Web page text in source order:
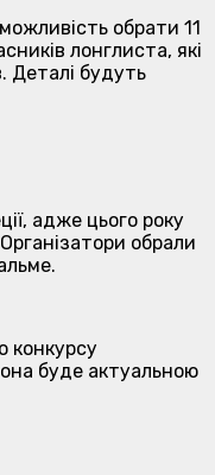
обрати 11
лонглиста, які
Деталі будуть
адже цього року
обрали
конкурсу
буде актуальною